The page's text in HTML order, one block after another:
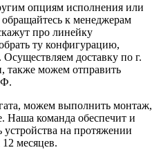
опциям исполнения или
к менеджерам
про линейку
ту конфигурацию,
доставку по г.
также можем отправить
можем выполнить монтаж,
Наша команда обеспечит и
устройства на протяжении
месяцев.